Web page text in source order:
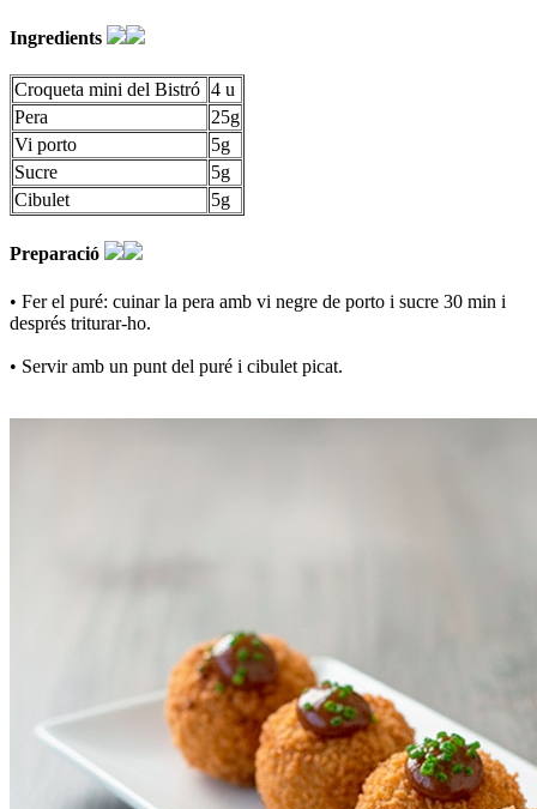
Ingredients
Croqueta mini del Bistró 4 u
Pera
25g
Vi porto
5g
Sucre
5g
Cibulet
5g
Preparació
• Fer el puré: cuinar la pera amb vi negre de porto i sucre 30 min i
després triturar-ho.
• Servir amb un punt del puré i cibulet picat.